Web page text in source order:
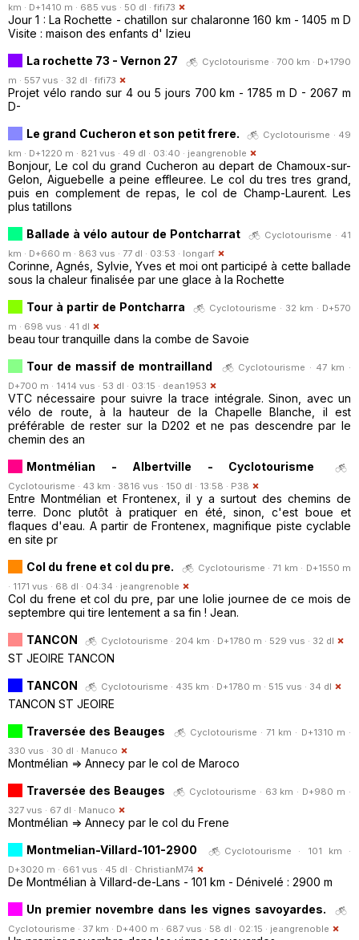
km · D+1410 m · 685 vus · 50 dl · fifi73
Jour 1 : La Rochette - chatillon sur chalaronne 160 km - 1405 m D
Visite : maison des enfants d' Izieu
La rochette 73 - Vernon 27
Cyclotourisme · 700 km · D+1790
m · 557 vus · 32 dl · fifi73
Projet vélo rando sur 4 ou 5 jours 700 km - 1785 m D - 2067 m
D-
Le grand Cucheron et son petit frere.
Cyclotourisme · 49
km · D+1220 m · 821 vus · 49 dl · 03:40 · jeangrenoble
Bonjour, Le col du grand Cucheron au depart de Chamoux-sur-
Gelon, Aiguebelle a peine effleuree. Le col du tres tres grand,
puis en complement de repas, le col de Champ-Laurent. Les
plus tatillons
Ballade à vélo autour de Pontcharrat
Cyclotourisme · 41
km · D+660 m · 863 vus · 77 dl · 03:53 · longarf
Corinne, Agnés, Sylvie, Yves et moi ont participé à cette ballade
sous la chaleur finalisée par une glace à la Rochette
Tour à partir de Pontcharra
Cyclotourisme · 32 km · D+570
m · 698 vus · 41 dl
beau tour tranquille dans la combe de Savoie
Tour de massif de montrailland
Cyclotourisme · 47 km ·
D+700 m · 1414 vus · 53 dl · 03:15 · dean1953
VTC nécessaire pour suivre la trace intégrale. Sinon, avec un
vélo de route, à la hauteur de la Chapelle Blanche, il est
préférable de rester sur la D202 et ne pas descendre par le
chemin des an
Montmélian - Albertville - Cyclotourisme
Cyclotourisme · 43 km · 3816 vus · 150 dl · 13:58 · P38
Entre Montmélian et Frontenex, il y a surtout des chemins de
terre. Donc plutôt à pratiquer en été, sinon, c'est boue et
flaques d'eau. A partir de Frontenex, magnifique piste cyclable
en site pr
Col du frene et col du pre.
Cyclotourisme · 71 km · D+1550 m
· 1171 vus · 68 dl · 04:34 · jeangrenoble
Col du frene et col du pre, par une lolie journee de ce mois de
septembre qui tire lentement a sa fin ! Jean.
TANCON
Cyclotourisme · 204 km · D+1780 m · 529 vus · 32 dl
ST JEOIRE TANCON
TANCON
Cyclotourisme · 435 km · D+1780 m · 515 vus · 34 dl
TANCON ST JEOIRE
Traversée des Beauges
Cyclotourisme · 71 km · D+1310 m ·
330 vus · 30 dl · Manuco
Montmélian => Annecy par le col de Maroco
Traversée des Beauges
Cyclotourisme · 63 km · D+980 m ·
327 vus · 67 dl · Manuco
Montmélian => Annecy par le col du Frene
Montmelian-Villard-101-2900
Cyclotourisme · 101 km ·
D+3020 m · 661 vus · 45 dl · ChristianM74
De Montmélian à Villard-de-Lans - 101 km - Dénivelé : 2900 m
Un premier novembre dans les vignes savoyardes.
Cyclotourisme · 37 km · D+400 m · 687 vus · 58 dl · 02:15 · jeangrenoble